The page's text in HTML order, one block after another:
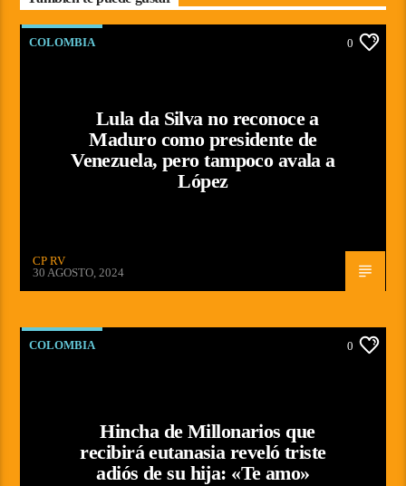
COLOMBIA 0
Lula da Silva no reconoce a
Maduro como presidente de
Venezuela, pero tampoco avala a
López
CP RV
30 AGOSTO, 2024
COLOMBIA 0
Hincha de Millonarios que
recibirá eutanasia reveló triste
adiós de su hija: «Te amo»